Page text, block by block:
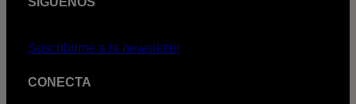
Suscribirme a la newsletter
CONECTA